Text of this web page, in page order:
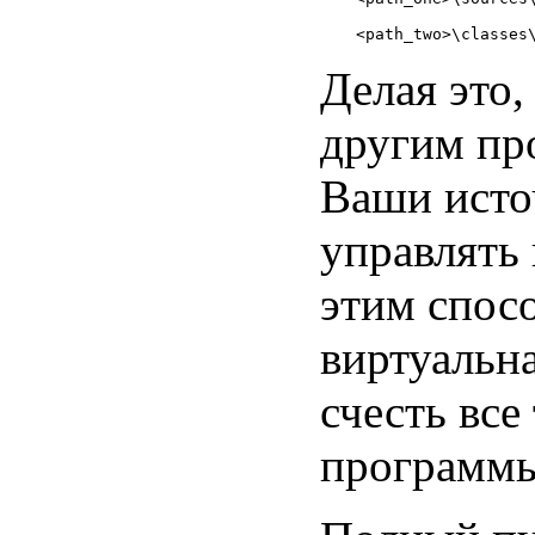
Делая
другим
Ваши
этим
счесть